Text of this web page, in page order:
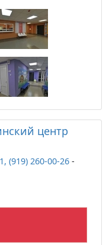
центр
(919) 260-00-26 -